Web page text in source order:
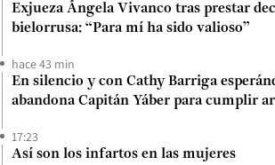
Exjueza Ángela Vivanco tras prestar
bielorrusa: “Para mí ha sido valioso”
hace 43 min
En silencio y con Cathy Barriga
abandona Capitán Yáber para cumplir
17:23
Así son los infartos en las mujeres